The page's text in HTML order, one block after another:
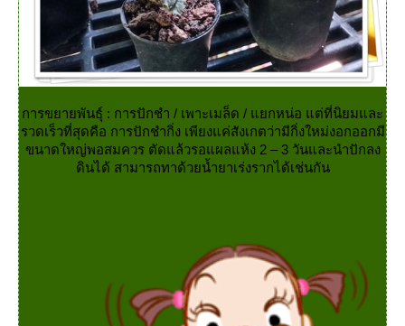
การขยายพันธุ์ : การปักชำ / เพาะเมล็ด / แยกหน่อ แต่ที่นิยมและ
รวดเร็วที่สุดคือ การปักชำกิ่ง เพียงแค่สังเกตว่ามีกิ่งใหม่งอกออกมี
ขนาดใหญ่พอสมควร ตัดแล้วรอแผลแห้ง 2 – 3 วันและนำปักลง
ดินได้ สามารถทาด้วยน้ำยาเร่งรากได้เช่นกัน